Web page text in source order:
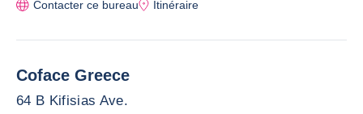
Contacter ce bureau Itinéraire
Coface Greece
64 B Kifisias Ave.